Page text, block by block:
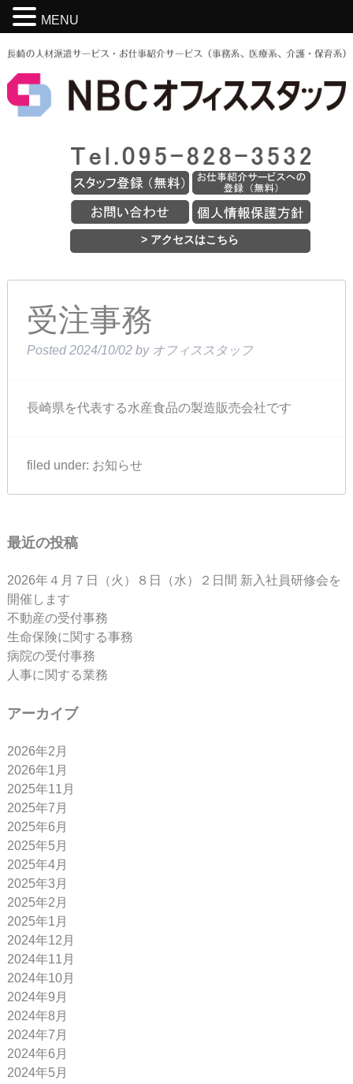
> アクセスはこちら
受注事務
Posted 2024/10/02 by オフィススタッフ
長崎県を代表する水産食品の製造販売会社です
filed under: お知らせ
最近の投稿
2026年４月７日（火）８日（水）２日間 新入社員研修会を
開催します
不動産の受付事務
生命保険に関する事務
病院の受付事務
人事に関する業務
アーカイブ
2026年2月
2026年1月
2025年11月
2025年7月
2025年6月
2025年5月
2025年4月
2025年3月
2025年2月
2025年1月
2024年12月
2024年11月
2024年10月
2024年9月
2024年8月
2024年7月
2024年6月
2024年5月
MENU